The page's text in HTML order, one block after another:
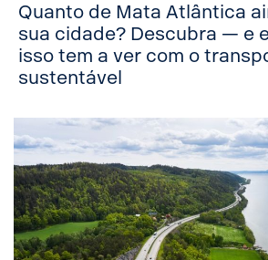
Quanto de Mata Atlântica
sua cidade? Descubra — e
isso tem a ver com o
sustentável